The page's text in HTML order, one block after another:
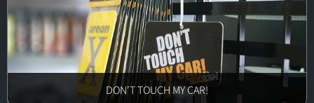
!DON'T TOUCH MY CAR